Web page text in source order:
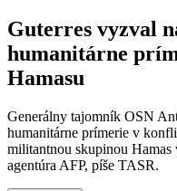
Guterres vyzval
humanitárne
Hamasu
Generálny tajomník OSN
humanitárne prímerie v
militantnou skupinou
agentúra AFP, píše TASR.